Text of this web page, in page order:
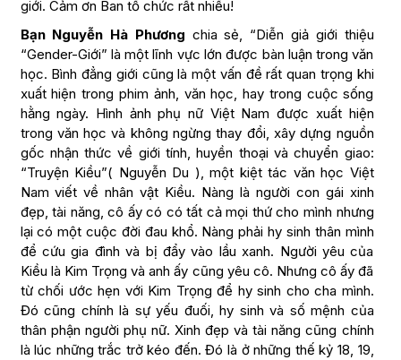
giới. Cảm ơn Ban tổ chức rất nhiều!
Bạn Nguyễn Hà Phương chia sẻ, “Diễn giả giới thiệu
“Gender-Giới” là một lĩnh vực lớn được bàn luận trong văn
học. Bình đẳng giới cũng là một vấn đề rất quan trọng khi
xuất hiện trong phim ảnh, văn học, hay trong cuộc sống
hằng ngày. Hình ảnh phụ nữ Việt Nam được xuất hiện
trong văn học và không ngừng thay đổi, xây dựng nguồn
gốc nhận thức về giới tính, huyền thoại và chuyển giao:
“Truyện Kiều”( Nguyễn Du ), một kiệt tác văn học Việt
Nam viết về nhân vật Kiều. Nàng là người con gái xinh
đẹp, tài năng, cô ấy có có tất cả mọi thứ cho mình nhưng
lại có một cuộc đời đau khổ. Nàng phải hy sinh thân mình
để cứu gia đình và bị đẩy vào lầu xanh. Người yêu của
Kiều là Kim Trọng và anh ấy cũng yêu cô. Nhưng cô ấy đã
từ chối ước hẹn với Kim Trọng để hy sinh cho cha mình.
Đó cũng chính là sự yếu đuối, hy sinh và số mệnh của
thân phận người phụ nữ. Xinh đẹp và tài năng cũng chính
là lúc những trắc trở kéo đến. Đó là ở những thế kỷ 18, 19,